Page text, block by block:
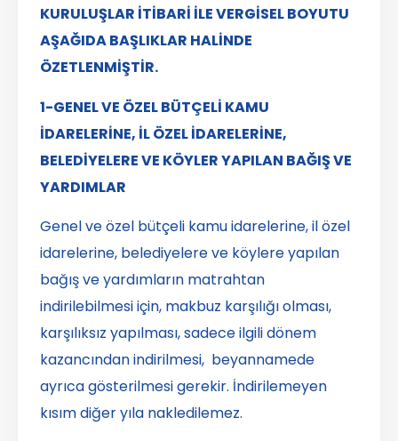
KURULUŞLAR İTİBARİ İLE VERGİSEL BOYUTU
AŞAĞIDA BAŞLIKLAR HALİNDE
ÖZETLENMİŞTİR.
1-GENEL VE ÖZEL BÜTÇELİ KAMU
İDARELERİNE, İL ÖZEL İDARELERİNE,
BELEDİYELERE VE KÖYLER YAPILAN BAĞIŞ VE
YARDIMLAR
Genel ve özel bütçeli kamu idarelerine, il özel
idarelerine, belediyelere ve köylere yapılan
bağış ve yardımların matrahtan
indirilebilmesi için, makbuz karşılığı olması,
karşılıksız yapılması, sadece ilgili dönem
kazancından indirilmesi, beyannamede
ayrıca gösterilmesi gerekir. İndirilemeyen
kısım diğer yıla nakledilemez.